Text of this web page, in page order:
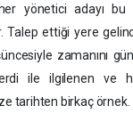
her yönetici adayı
Talep ettiği yere
zamanını
ile ilgilenen ve
tarihten birkaç örnek.